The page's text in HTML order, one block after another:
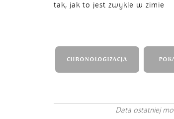
tak, jak to jest zwykle w zimie
CHRONOLOGIZACJA
Data ostatniej